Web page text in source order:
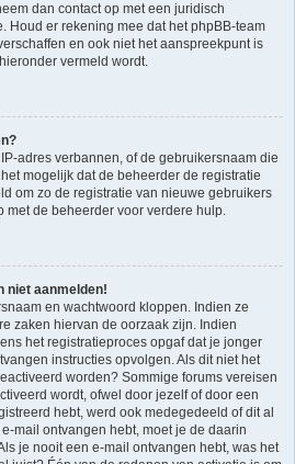
dan contact op met een juridisch
Houd er rekening mee dat het phpBB-team
en ook niet het aanspreekpunt is
vermeld wordt.
adres verbannen, of de gebruikersnaam die
mogelijk dat de beheerder de registratie
om zo de registratie van nieuwe gebruikers
met de beheerder voor verdere hulp.
niet aanmelden!
en wachtwoord kloppen. Indien ze
zaken hiervan de oorzaak zijn. Indien
het registratieproces opgaf dat je jonger
instructies opvolgen. Als dit niet het
worden? Sommige forums vereisen
wordt, ofwel door jezelf of door een
hebt, werd ook medegedeeld of dit al
mail ontvangen hebt, moet je de daarin
je nooit een e-mail ontvangen hebt, was het